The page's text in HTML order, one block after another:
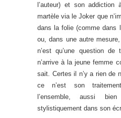
l’auteur) et son
martèle via le Joker que
dans la folie (comme dans
ou, dans une autre
n’est qu’une question
n’arrive à la jeune femme
sait. Certes il n’y a rien de
ce n’est son
l’ensemble, aussi
stylistiquement dans son